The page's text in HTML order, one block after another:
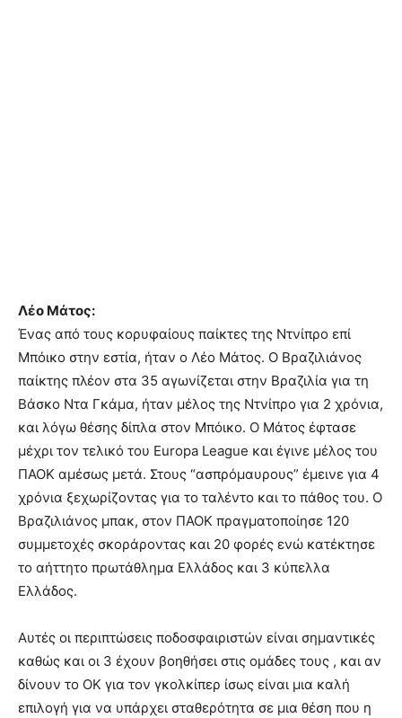
Λέο Μάτος:
Ένας από τους κορυφαίους παίκτες της Ντνίπρο επί
Μπόικο στην εστία, ήταν ο Λέο Μάτος. Ο Βραζιλιάνος
παίκτης πλέον στα 35 αγωνίζεται στην Βραζιλία για τη
Βάσκο Ντα Γκάμα, ήταν μέλος της Ντνίπρο για 2 χρόνια,
και λόγω θέσης δίπλα στον Μπόικο. Ο Μάτος έφτασε
μέχρι τον τελικό του Europa League και έγινε μέλος του
ΠΑΟΚ αμέσως μετά. Στους “ασπρόμαυρους” έμεινε για 4
χρόνια ξεχωρίζοντας για το ταλέντο και το πάθος του. Ο
Βραζιλιάνος μπακ, στον ΠΑΟΚ πραγματοποίησε 120
συμμετοχές σκοράροντας και 20 φορές ενώ κατέκτησε
το αήττητο πρωτάθλημα Ελλάδος και 3 κύπελλα
Ελλάδος.
Αυτές οι περιπτώσεις ποδοσφαιριστών είναι σημαντικές
καθώς και οι 3 έχουν βοηθήσει στις ομάδες τους , και αν
δίνουν το ΟΚ για τον γκολκίπερ ίσως είναι μια καλή
επιλογή για να υπάρχει σταθερότητα σε μια θέση που η